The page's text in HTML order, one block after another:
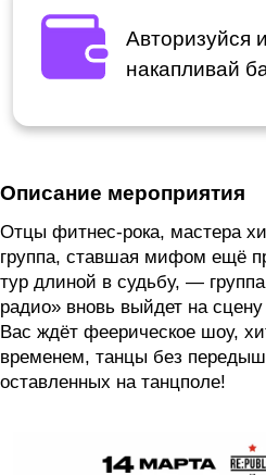
Авторизуйся и
накапливай
Описание мероприятия
Отцы фитнес-рока, мастера
группа, ставшая мифом ещё
тур длиной в судьбу, —
радио» вновь выйдет на
Вас ждёт феерическое шоу,
временем, танцы без
оставленных на танцполе!